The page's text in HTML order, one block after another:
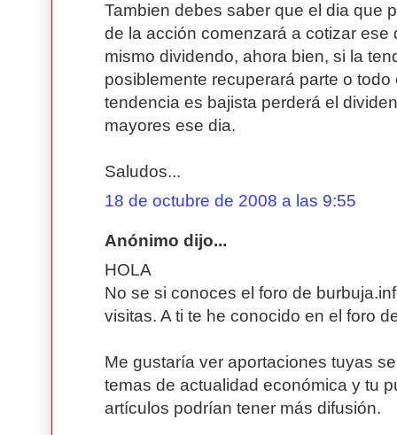
Tambien debes saber que el dia que
de la acción comenzará a cotizar
mismo dividendo, ahora bien, si la
posiblemente recuperará parte o
tendencia es bajista perderá el
mayores ese dia.
Saludos...
18 de octubre de 2008 a las 9:55
Anónimo dijo...
HOLA
No se si conoces el foro de
visitas. A ti te he conocido en el foro
Me gustaría ver aportaciones tuyas
temas de actualidad económica y tu
artículos podrían tener más difusión.